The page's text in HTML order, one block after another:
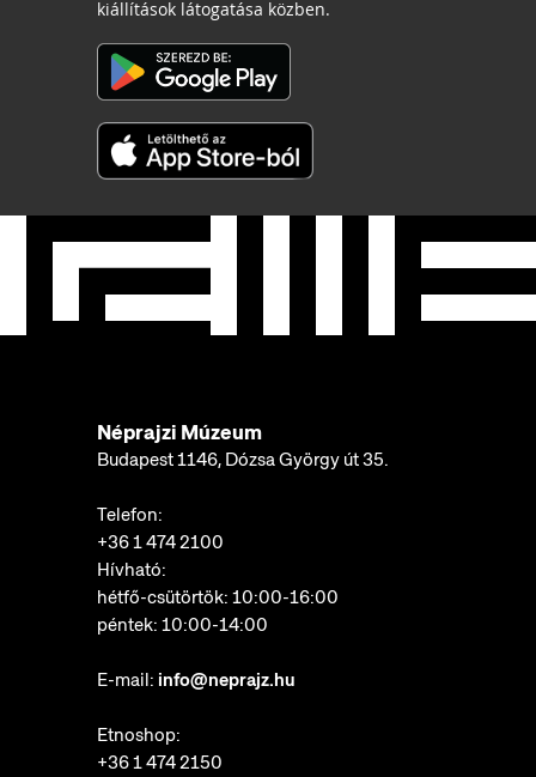
kiállítások látogatása közben.
Néprajzi Múzeum
Budapest 1146, Dózsa György út 35.
Telefon:
+36 1 474 2100
Hívható:
hétfő-csütörtök: 10:00-16:00
péntek: 10:00-14:00
E-mail: info@neprajz.hu
Etnoshop:
+36 1 474 2150